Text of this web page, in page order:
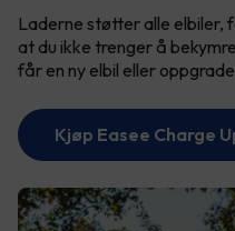
Laderne støtter alle
at du ikke trenger å
får en ny elbil eller
Kjøp Easee Charge